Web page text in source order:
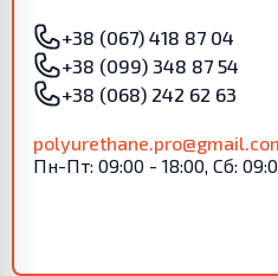
+38 (067) 418 87 04
+38 (099) 348 87 54
+38 (068) 242 62 63
Пн-Пт: 09:00 - 18:00, Сб: